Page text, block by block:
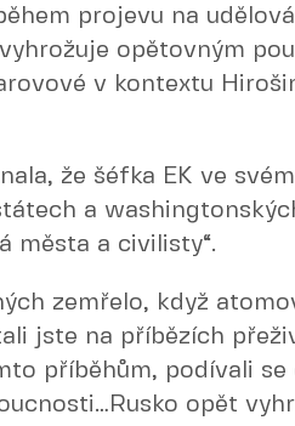
projevu na
opětovným
v kontextu
že šéfka EK ve
a
města a civilisty“.
zemřelo, když
jste na příbězích
příběhům, podívali se
opět